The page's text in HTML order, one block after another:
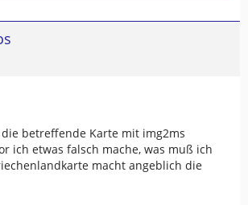
betreffende Karte mit img2ms
ich etwas falsch mache, was muß ich
macht angeblich die